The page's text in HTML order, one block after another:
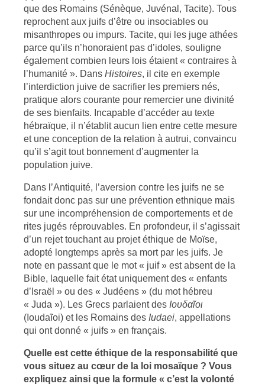
que des Romains (Sénèque, Juvénal, Tacite). Tous
reprochent aux juifs d’être ou insociables ou
misanthropes ou impurs. Tacite, qui les juge athées
parce qu’ils n’honoraient pas d’idoles, souligne
également combien leurs lois étaient « contraires à
l’humanité ». Dans Histoires, il cite en exemple
l’interdiction juive de sacrifier les premiers nés,
pratique alors courante pour remercier une divinité
de ses bienfaits. Incapable d’accéder au texte
hébraïque, il n’établit aucun lien entre cette mesure
et une conception de la relation à autrui, convaincu
qu’il s’agit tout bonnement d’augmenter la
population juive.
Dans l’Antiquité, l’aversion contre les juifs ne se
fondait donc pas sur une prévention ethnique mais
sur une incompréhension de comportements et de
rites jugés réprouvables. En profondeur, il s’agissait
d’un rejet touchant au projet éthique de Moïse,
adopté longtemps après sa mort par les juifs. Je
note en passant que le mot « juif » est absent de la
Bible, laquelle fait état uniquement des « enfants
d’Israël » ou des « Judéens » (du mot hébreu
« Juda »). Les Grecs parlaient des Iουδαῖοι
(Ioudaĩoi) et les Romains des Iudaei, appellations
qui ont donné « juifs » en français.
Quelle est cette éthique de la responsabilité que
vous situez au cœur de la loi mosaïque ? Vous
expliquez ainsi que la formule « c’est la volonté